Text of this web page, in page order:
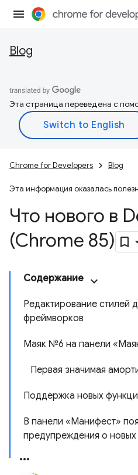
Blog
Эта страница переведена с
Chrome for Developers Blog
Эта информация оказалась
Что нового в
(Chrome 85)
Содержание
Редактирование стилей
фреймворков
Маяк №6 на панели
Первая значимая
Поддержка новых
В панели «Манифест»
предупреждения о